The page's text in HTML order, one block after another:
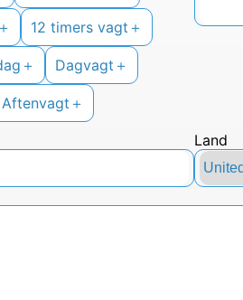
＋ 12 timers vagt ＋
＋ Dagvagt ＋
Aftenvagt ＋
Land